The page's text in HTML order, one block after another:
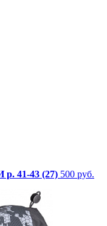
41-43 (27) 500 руб.